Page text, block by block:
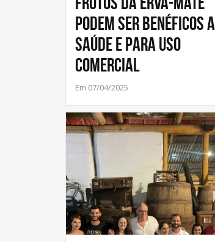
podem ser benéficos a
saúde e para uso
comercial
Em 07/04/2025